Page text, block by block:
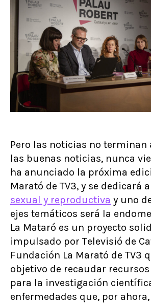
Pero las noticias no terminan
las buenas noticias, nunca
ha anunciado la próxima
Marató de TV3, y se dedicará
sexual y reproductiva y uno
ejes temáticos será la
La Mataró es un proyecto
impulsado por Televisió de
Fundación La Marató de TV3
objetivo de recaudar
para la investigación
enfermedades que, por